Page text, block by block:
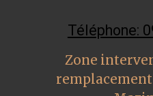
Téléphone:
Zone